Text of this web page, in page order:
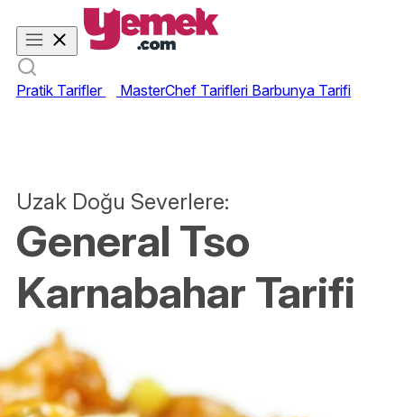
Pratik Tarifler MasterChef Tarifleri Barbunya Tarifi
Uzak Doğu Severlere:
General Tso
Karnabahar Tarifi